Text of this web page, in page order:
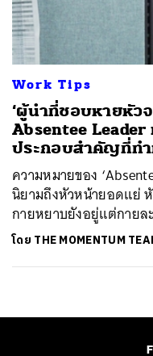
Work Tips
‘ผู้นำที่ชอบหายหัว
Absentee
ประกอบสำคัญที่ท
ความหมายของ
นิยามถึงหัวหน้ายอดแย่
กายหยาบยังอยู่แต่กายล
โดย THE MOMENTUM
ค้นหา
SHARE